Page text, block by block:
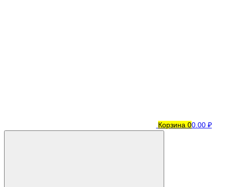
Корзина 00.00 ₽